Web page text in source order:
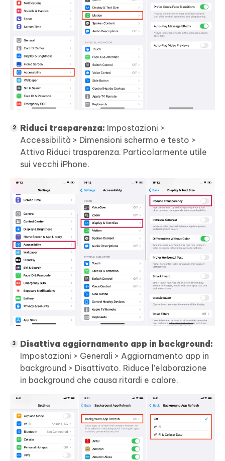
Riduci trasparenza: Impostazioni >
Accessibilità > Dimensioni schermo e testo >
Attiva Riduci trasparenza. Particolarmente utile
sui vecchi iPhone.
Disattiva aggiornamento app in background:
Impostazioni > Generali > Aggiornamento app in
background > Disattivato. Riduce l’elaborazione
in background che causa ritardi e calore.